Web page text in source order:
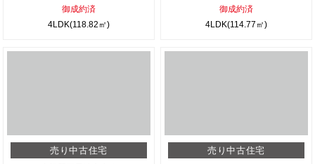
御成約済
4LDK(118.82㎡)
御成約済
4LDK(114.77㎡)
売り中古住宅 売り中古住宅